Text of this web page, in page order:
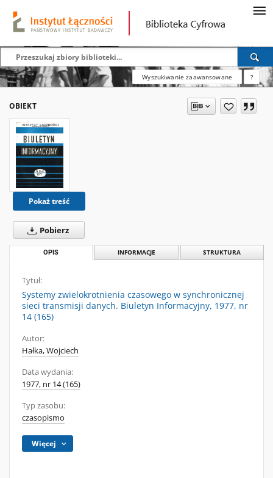
Wyszukiwanie zaawansowane ?
OBIEKT
Pokaż treść
Pobierz
OPIS INFORMACJE STRUKTURA
Tytuł:
Systemy zwielokrotnienia czasowego w synchronicznej
sieci transmisji danych. Biuletyn Informacyjny, 1977, nr
14 (165)
Autor:
Hałka, Wojciech
Data wydania:
1977, nr 14 (165)
Typ zasobu:
czasopismo
Więcej